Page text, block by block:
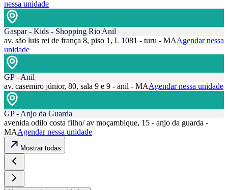
nessa unidade
Gaspar - Kids - Shopping Rio Anil
av. são luis rei de frança 8, piso 1, L 1081 - turu - MAAgendar nessa
unidade
GP - Anil
av. casemiro júnior, 80, sala 9 e 9 - anil - MAAgendar nessa unidade
GP - Anjo da Guarda
avenida odilo costa filho/ av moçambique, 15 - anjo da guarda -
MAAgendar nessa unidade
Mostrar todas